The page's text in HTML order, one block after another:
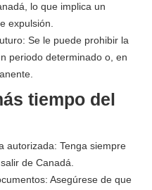
lo que implica un
expulsión.
Se le puede prohibir la
periodo determinado o, en
tiempo del
autorizada: Tenga siempre
de Canadá.
Asegúrese de que